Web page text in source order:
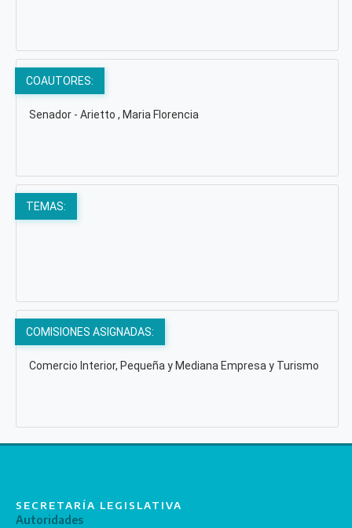
COAUTORES:
Senador - Arietto , Maria Florencia
TEMAS:
COMISIONES ASIGNADAS:
Comercio Interior, Pequeña y Mediana Empresa y Turismo
SECRETARÍA LEGISLATIVA
Autoridades